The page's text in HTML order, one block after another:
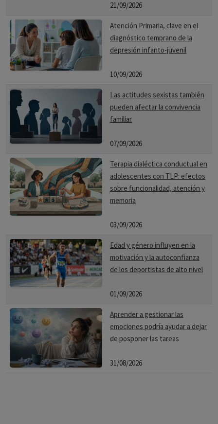
21/09/2026
Atención Primaria, clave en el
diagnóstico temprano de la
depresión infanto-juvenil
10/09/2026
Las actitudes sexistas también
pueden afectar la convivencia
familiar
07/09/2026
Terapia dialéctica conductual en
adolescentes con TLP: efectos
sobre funcionalidad, atención y
memoria
03/09/2026
Edad y género influyen en la
motivación y la autoconfianza
de los deportistas de alto nivel
01/09/2026
Aprender a gestionar las
emociones podría ayudar a dejar
de posponer las tareas
31/08/2026